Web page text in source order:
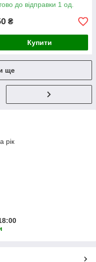
до відправки 1 од.
₴
Купити
ще
рік